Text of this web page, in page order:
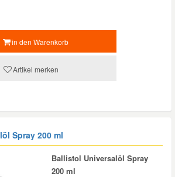
in den Warenkorb
Artikel merken
Spray 200 ml
Ballistol Universalöl Spray
200 ml